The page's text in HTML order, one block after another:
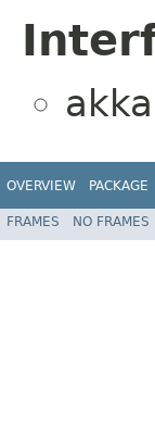
OVERVIEW PACKAGE
FRAMES NO FRAMES